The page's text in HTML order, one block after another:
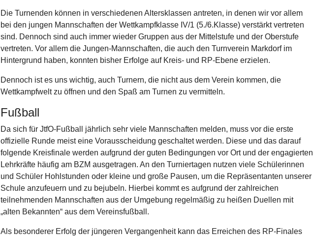
Die Turnenden können in verschiedenen Altersklassen antreten, in denen wir vor allem
bei den jungen Mannschaften der Wettkampfklasse IV/1 (5./6.Klasse) verstärkt vertreten
sind. Dennoch sind auch immer wieder Gruppen aus der Mittelstufe und der Oberstufe
vertreten. Vor allem die Jungen-Mannschaften, die auch den Turnverein Markdorf im
Hintergrund haben, konnten bisher Erfolge auf Kreis- und RP-Ebene erzielen.
Dennoch ist es uns wichtig, auch Turnern, die nicht aus dem Verein kommen, die
Wettkampfwelt zu öffnen und den Spaß am Turnen zu vermitteln.
Fußball
Da sich für JtfO-Fußball jährlich sehr viele Mannschaften melden, muss vor die erste
offizielle Runde meist eine Vorausscheidung geschaltet werden. Diese und das darauf
folgende Kreisfinale werden aufgrund der guten Bedingungen vor Ort und der engagierten
Lehrkräfte häufig am BZM ausgetragen. An den Turniertagen nutzen viele Schülerinnen
und Schüler Hohlstunden oder kleine und große Pausen, um die Repräsentanten unserer
Schule anzufeuern und zu bejubeln. Hierbei kommt es aufgrund der zahlreichen
teilnehmenden Mannschaften aus der Umgebung regelmäßig zu heißen Duellen mit
„alten Bekannten“ aus dem Vereinsfußball.
Als besonderer Erfolg der jüngeren Vergangenheit kann das Erreichen des RP-Finales